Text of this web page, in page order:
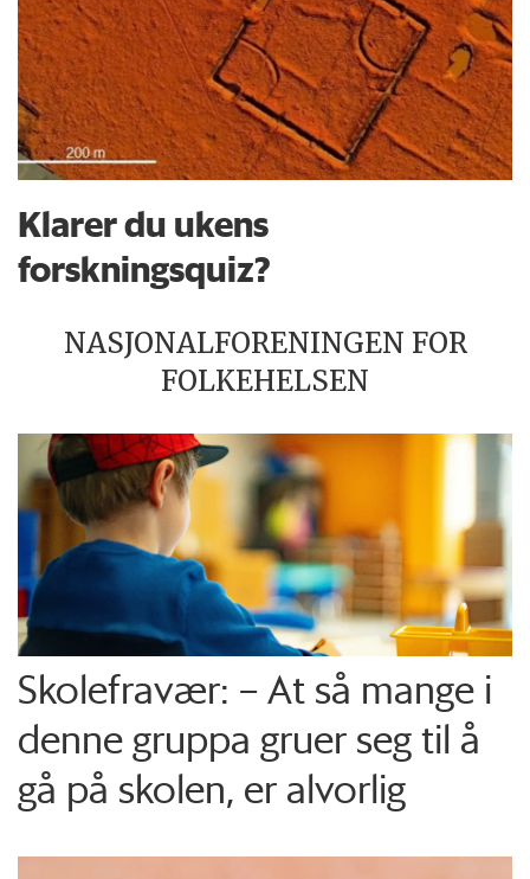
Klarer du ukens
forskningsquiz?
NASJONALFORENINGEN FOR
FOLKEHELSEN
Skolefravær: – At så mange i
denne gruppa gruer seg til å
gå på skolen, er alvorlig